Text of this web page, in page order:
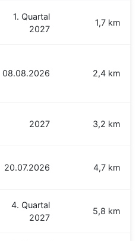
1. Quartal
2027
1,7 km
08.08.2026 2,4 km
2027 3,2 km
20.07.2026 4,7 km
4. Quartal
2027
5,8 km